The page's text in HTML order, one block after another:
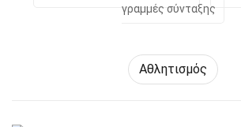
γραμμές σύνταξης
Αθλητισμός